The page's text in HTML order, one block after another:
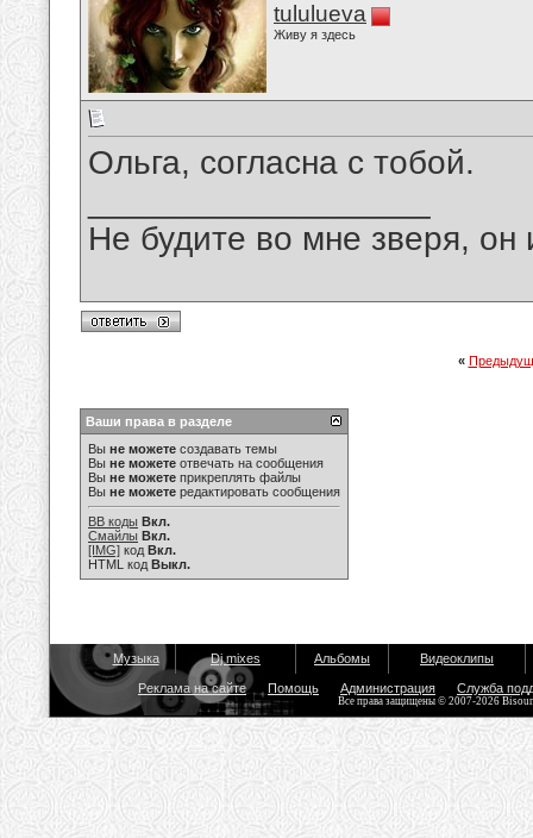
tululueva
Живу я здесь
Ольга, согласна с тобой.
Не будите во мне зверя, он
«
Ваши права в разделе
Вы не можете создавать темы
Вы не можете отвечать на сообщения
Вы не можете прикреплять файлы
Вы не можете редактировать сообщения
BB коды Вкл.
Смайлы Вкл.
[IMG] код Вкл.
HTML код Выкл.
Музыка Dj mixes Альбомы Видеоклипы
Реклама на сайте Помощь Администрация Служба
Все права защищены © 2007-2026